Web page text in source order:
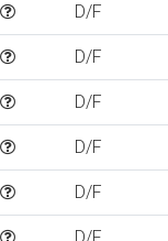
D/F
D/F
D/F
D/F
D/F